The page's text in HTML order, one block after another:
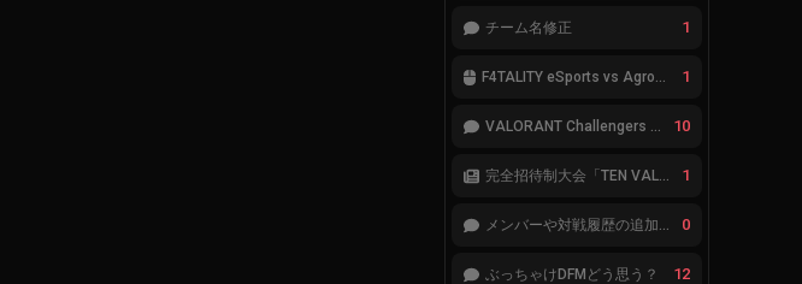
チーム名修正 1
F4TALITY eSports vs Agropesca Jacaré 1
VALORANT Challengers 2023: Japan Split 1 MAIN STAGE TIER表 10
完全招待制大会「TEN VALORANT Global Invitaional 2023」が韓国で開催 1
メンバーや対戦履歴の追加が必要です。 0
ぶっちゃけDFMどう思う？ 12